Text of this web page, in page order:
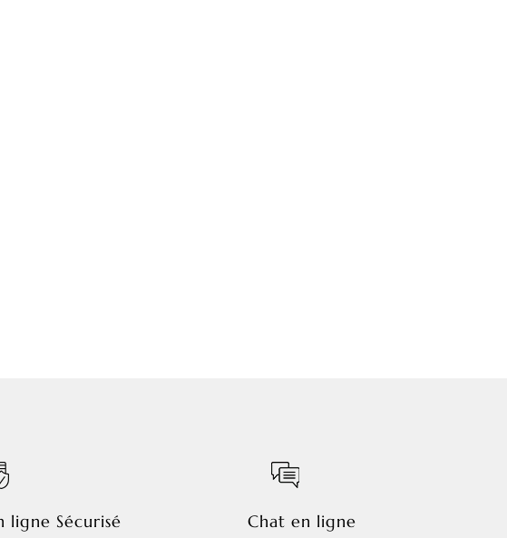
ligne Sécurisé Chat en ligne